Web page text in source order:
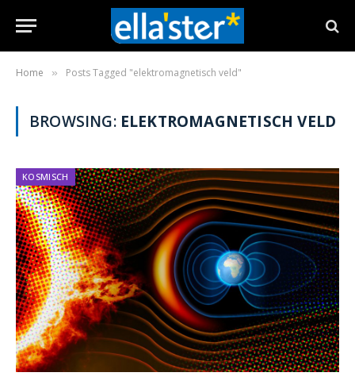
Home » Posts Tagged "elektromagnetisch veld"
BROWSING: ELEKTROMAGNETISCH VELD
KOSMISCH